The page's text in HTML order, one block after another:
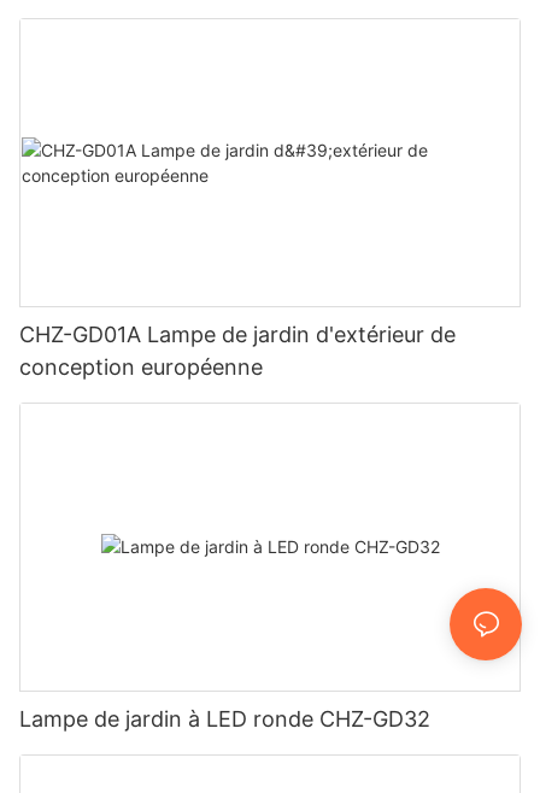
CHZ-GD01A Lampe de jardin d'extérieur de
conception européenne
Lampe de jardin à LED ronde CHZ-GD32